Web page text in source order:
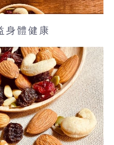
身體健康